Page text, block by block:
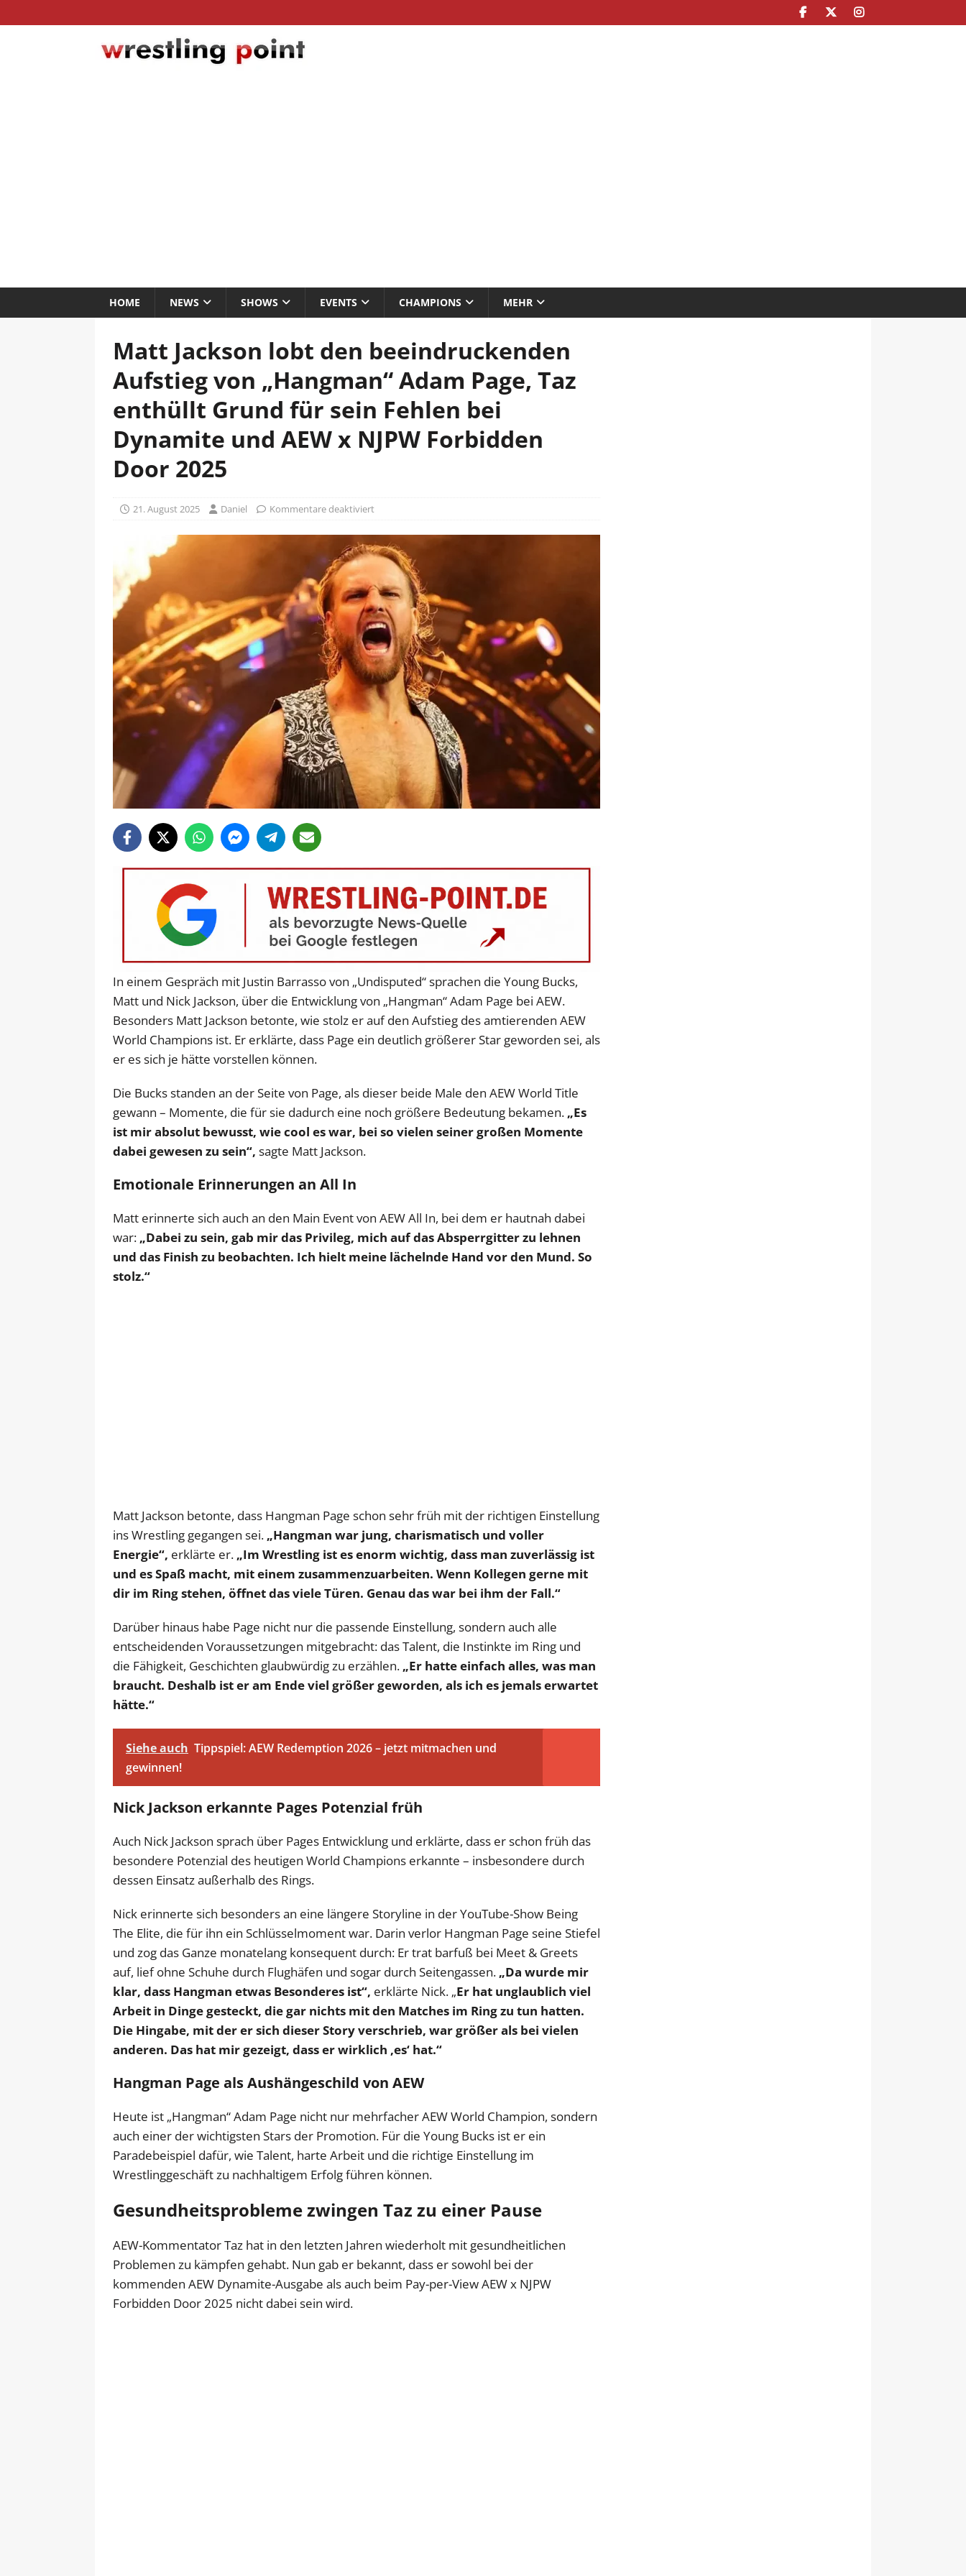
HOME NEWS SHOWS EVENTS CHAMPIONS MEHR
Matt Jackson lobt den beeindruckenden
Aufstieg von „Hangman“ Adam Page, Taz
enthüllt Grund für sein Fehlen bei
Dynamite und AEW x NJPW Forbidden
Door 2025
21. August 2025 Daniel Kommentare deaktiviert
In einem Gespräch mit Justin Barrasso von „Undisputed“ sprachen die Young Bucks,
Matt und Nick Jackson, über die Entwicklung von „Hangman“ Adam Page bei AEW.
Besonders Matt Jackson betonte, wie stolz er auf den Aufstieg des amtierenden AEW
World Champions ist. Er erklärte, dass Page ein deutlich größerer Star geworden sei, als
er es sich je hätte vorstellen können.
Die Bucks standen an der Seite von Page, als dieser beide Male den AEW World Title
gewann – Momente, die für sie dadurch eine noch größere Bedeutung bekamen. „Es
ist mir absolut bewusst, wie cool es war, bei so vielen seiner großen Momente
dabei gewesen zu sein“, sagte Matt Jackson.
Emotionale Erinnerungen an All In
Matt erinnerte sich auch an den Main Event von AEW All In, bei dem er hautnah dabei
war: „Dabei zu sein, gab mir das Privileg, mich auf das Absperrgitter zu lehnen
und das Finish zu beobachten. Ich hielt meine lächelnde Hand vor den Mund. So
stolz.“
Matt Jackson betonte, dass Hangman Page schon sehr früh mit der richtigen Einstellung
ins Wrestling gegangen sei. „Hangman war jung, charismatisch und voller
Energie“, erklärte er. „Im Wrestling ist es enorm wichtig, dass man zuverlässig ist
und es Spaß macht, mit einem zusammenzuarbeiten. Wenn Kollegen gerne mit
dir im Ring stehen, öffnet das viele Türen. Genau das war bei ihm der Fall.“
Darüber hinaus habe Page nicht nur die passende Einstellung, sondern auch alle
entscheidenden Voraussetzungen mitgebracht: das Talent, die Instinkte im Ring und
die Fähigkeit, Geschichten glaubwürdig zu erzählen. „Er hatte einfach alles, was man
braucht. Deshalb ist er am Ende viel größer geworden, als ich es jemals erwartet
hätte.“
Siehe auch Tippspiel: AEW Redemption 2026 – jetzt mitmachen und
gewinnen!
Nick Jackson erkannte Pages Potenzial früh
Auch Nick Jackson sprach über Pages Entwicklung und erklärte, dass er schon früh das
besondere Potenzial des heutigen World Champions erkannte – insbesondere durch
dessen Einsatz außerhalb des Rings.
Nick erinnerte sich besonders an eine längere Storyline in der YouTube-Show Being
The Elite, die für ihn ein Schlüsselmoment war. Darin verlor Hangman Page seine Stiefel
und zog das Ganze monatelang konsequent durch: Er trat barfuß bei Meet & Greets
auf, lief ohne Schuhe durch Flughäfen und sogar durch Seitengassen. „Da wurde mir
klar, dass Hangman etwas Besonderes ist“, erklärte Nick. „Er hat unglaublich viel
Arbeit in Dinge gesteckt, die gar nichts mit den Matches im Ring zu tun hatten.
Die Hingabe, mit der er sich dieser Story verschrieb, war größer als bei vielen
anderen. Das hat mir gezeigt, dass er wirklich ‚es‘ hat.“
Hangman Page als Aushängeschild von AEW
Heute ist „Hangman“ Adam Page nicht nur mehrfacher AEW World Champion, sondern
auch einer der wichtigsten Stars der Promotion. Für die Young Bucks ist er ein
Paradebeispiel dafür, wie Talent, harte Arbeit und die richtige Einstellung im
Wrestlinggeschäft zu nachhaltigem Erfolg führen können.
Gesundheitsprobleme zwingen Taz zu einer Pause
AEW-Kommentator Taz hat in den letzten Jahren wiederholt mit gesundheitlichen
Problemen zu kämpfen gehabt. Nun gab er bekannt, dass er sowohl bei der
kommenden AEW Dynamite-Ausgabe als auch beim Pay-per-View AEW x NJPW
Forbidden Door 2025 nicht dabei sein wird.